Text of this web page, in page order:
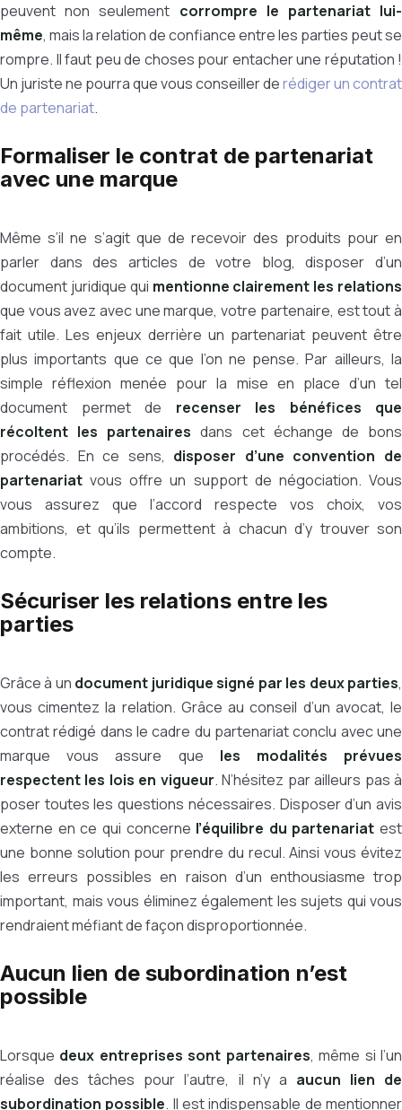
peuvent non seulement corrompre le partenariat lui-
même, mais la relation de confiance entre les parties peut se
rompre. Il faut peu de choses pour entacher une réputation !
Un juriste ne pourra que vous conseiller derédiger un contrat
de partenariat.
Formaliser le contrat de partenariat
avec une marque
Même s’il ne s’agit que de recevoir des produits pour en
parler dans des articles de votre blog, disposer d’un
document juridique qui mentionne clairement les relations
que vous avez avec une marque, votre partenaire, est tout à
fait utile. Les enjeux derrière un partenariat peuvent être
plus importants que ce que l’on ne pense. Par ailleurs, la
simple réflexion menée pour la mise en place d’un tel
document permet de recenser les bénéfices que
récoltent les partenaires dans cet échange de bons
procédés. En ce sens, disposer d’une convention de
partenariat vous offre un support de négociation. Vous
vous assurez que l’accord respecte vos choix, vos
ambitions, et qu’ils permettent à chacun d’y trouver son
compte.
Sécuriser les relations entre les
parties
Grâce à un document juridique signé par les deux parties,
vous cimentez la relation. Grâce au conseil d’un avocat, le
contrat rédigé dans le cadre du partenariat conclu avec une
marque vous assure que les modalités prévues
respectent les lois en vigueur. N’hésitez par ailleurs pas à
poser toutes les questions nécessaires. Disposer d’un avis
externe en ce qui concerne l’équilibre du partenariat est
une bonne solution pour prendre du recul. Ainsi vous évitez
les erreurs possibles en raison d’un enthousiasme trop
important, mais vous éliminez également les sujets qui vous
rendraient méfiant de façon disproportionnée.
Aucun lien de subordination n’est
possible
Lorsque deux entreprises sont partenaires, même si l’un
réalise des tâches pour l’autre, il n’y a aucun lien de
subordination possible. Il est indispensable de mentionner